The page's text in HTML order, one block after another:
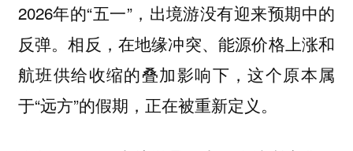
2026年的“五一”，出境游没有迎来预期中的
反弹。相反，在地缘冲突、能源价格上涨和
航班供给收缩的叠加影响下，这个原本属
于“远方”的假期，正在被重新定义。